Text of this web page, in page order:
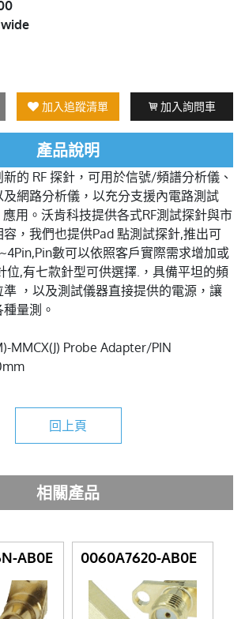
加入追蹤清單 加入詢問車
產品說明
的 RF 探針，可用於信號/頻譜分析儀、
網路分析儀，以充分支援內電路測試
應用。沃肯科技提供各式RF測試探針與市
，我們也提供Pad 點測試探針,推出可
數可以依照客戶實際需求增加或
位,有七款針型可供選擇.，具備平坦的頻
，以及測試儀器直接提供的電源，讓
量測。
MMCX(J) Probe Adapter/PIN
回上頁
相關產品
AB0E 0060A7620-AB0E